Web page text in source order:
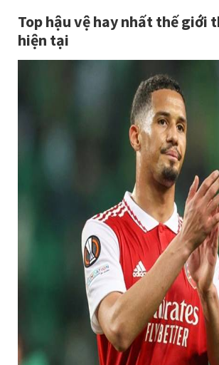
Top hậu vệ hay nhất thế giới
hiện tại